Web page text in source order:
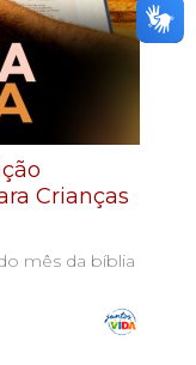
Crianças
mês da bíblia